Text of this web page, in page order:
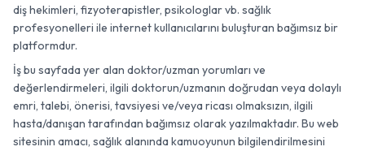
diş hekimleri, fizyoterapistler, psikologlar vb. sağlık
profesyonelleri ile internet kullanıcılarını buluşturan bağımsız bir
platformdur.
İş bu sayfada yer alan doktor/uzman yorumları ve
değerlendirmeleri, ilgili doktorun/uzmanın doğrudan veya dolaylı
emri, talebi, önerisi, tavsiyesi ve/veya ricası olmaksızın, ilgili
hasta/danışan tarafından bağımsız olarak yazılmaktadır. Bu web
sitesinin amacı, sağlık alanında kamuoyunun bilgilendirilmesini